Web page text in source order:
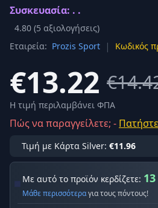
Συσκευασία: . .
4.80 (5 αξιολογήσεις)
Εταιρεία: Prozis Sport | Κωδικός
€13.22
Η τιμή περιλαμβάνει ΦΠΑ
Πώς να παραγγείλετε; -
Τιμή με Κάρτα Silver: €11.96
Με αυτό το προϊόν κερδίζετε:
Μάθε περισσότεραγια τους πόντους!